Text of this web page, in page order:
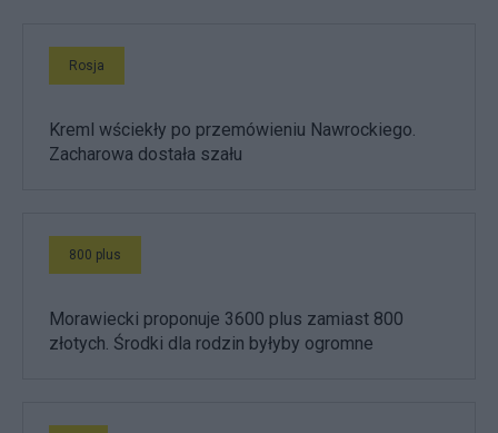
Rosja
Kreml wściekły po przemówieniu Nawrockiego.
Zacharowa dostała szału
800 plus
Morawiecki proponuje 3600 plus zamiast 800
złotych. Środki dla rodzin byłyby ogromne